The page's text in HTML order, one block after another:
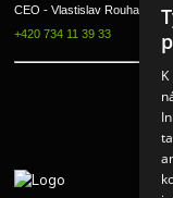
CEO - Vlastislav Rouha ml.
+420 734 11 39 33